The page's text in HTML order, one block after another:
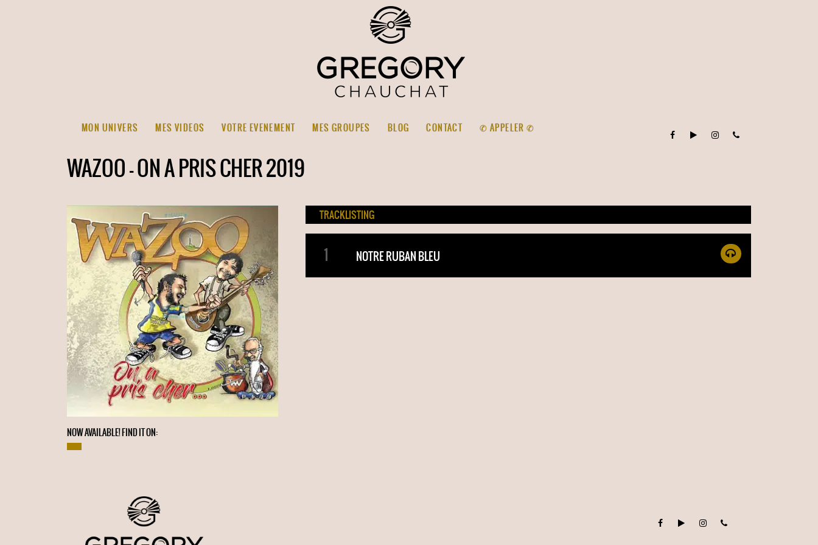
MON UNIVERS MES VIDEOS VOTRE EVENEMENT MES GROUPES BLOG CONTACT ✆ APPELER ✆
WAZOO – ON A PRIS CHER 2019
NOW AVAILABLE! FIND IT ON:
TRACKLISTING
NOTRE RUBAN BLEU